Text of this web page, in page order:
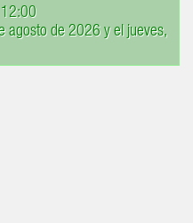
12:00
agosto de 2026 y el jueves,